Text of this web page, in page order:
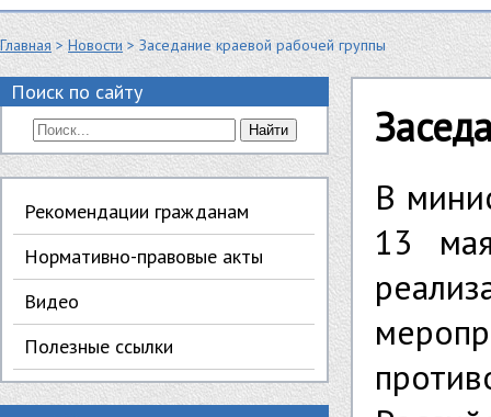
Главная>Новости> Заседание краевой рабочей группы
Поиск по сайту
Найти
Рекомендации гражданам
Нормативно-правовые акты
Видео
Полезные ссылки
В
13